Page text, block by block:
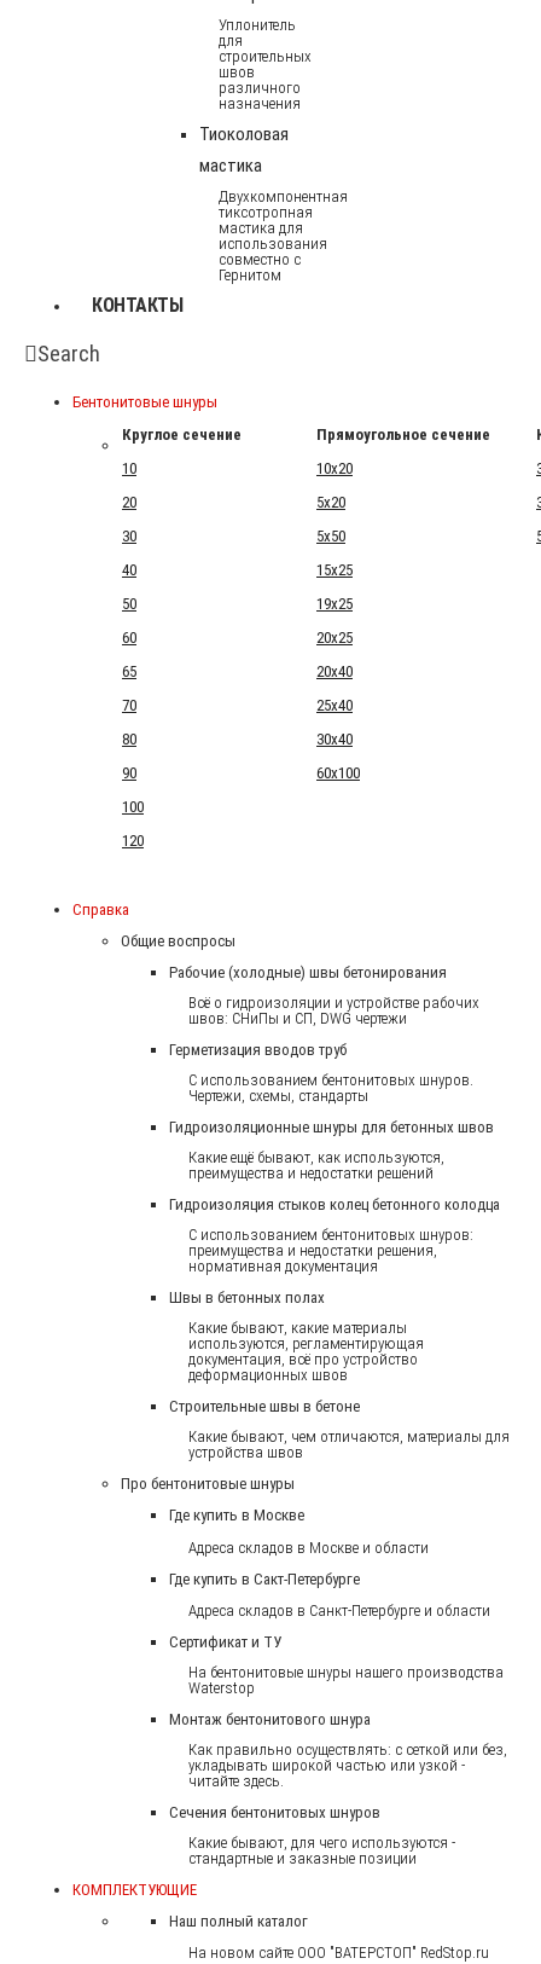
Уплонитель
для
строительных
швов
различного
назначения
Тиоколовая
мастика
Двухкомпонентная
тиксотропная
мастика для
использования
совместно с
Гернитом
КОНТАКТЫ
Search
Бентонитовые шнуры
Круглое сечение
Прямоугольное сечение
10
10x20
20
5x20
30
5x50
40
15x25
50
19x25
60
20x25
65
20x40
70
25x40
80
30x40
90
60x100
100
120
Справка
Общие воспросы
Рабочие (холодные) швы бетонирования
Всё о гидроизоляции и устройстве рабочих
швов: СНиПы и СП, DWG чертежи
Герметизация вводов труб
С использованием бентонитовых шнуров.
Чертежи, схемы, стандарты
Гидроизоляционные шнуры для бетонных швов
Какие ещё бывают, как используются,
преимущества и недостатки решений
Гидроизоляция стыков колец бетонного колодца
С использованием бентонитовых шнуров:
преимущества и недостатки решения,
нормативная документация
Швы в бетонных полах
Какие бывают, какие материалы
используются, регламентирующая
документация, всё про устройство
деформационных швов
Строительные швы в бетоне
Какие бывают, чем отличаются, материалы для
устройства швов
Про бентонитовые шнуры
Где купить в Москве
Адреса складов в Москве и области
Где купить в Сакт-Петербурге
Адреса складов в Санкт-Петербурге и области
Сертификат и ТУ
На бентонитовые шнуры нашего производства
Waterstop
Монтаж бентонитового шнура
Как правильно осуществлять: с сеткой или без,
укладывать широкой частью или узкой -
читайте здесь.
Сечения бентонитовых шнуров
Какие бывают, для чего используются -
стандартные и заказные позиции
КОМПЛЕКТУЮЩИЕ
Наш полный каталог
На новом сайте ООО "ВАТЕРСТОП" RedStop.ru